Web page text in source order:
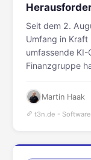
Seit dem 2.
Umfang in
umfassende KI-
Finanzgruppe
Martin Haak
t3n.de -